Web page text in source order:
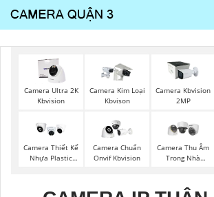
Camera Ultra 2K
Kbvision
Camera Kim Loại
Kbvison
Camera Kbvision
2MP
Camera Thiết Kế
Nhựa Plastic
Camera Chuẩn
Onvif Kbvision
Camera Thu Âm
Trong Nhà